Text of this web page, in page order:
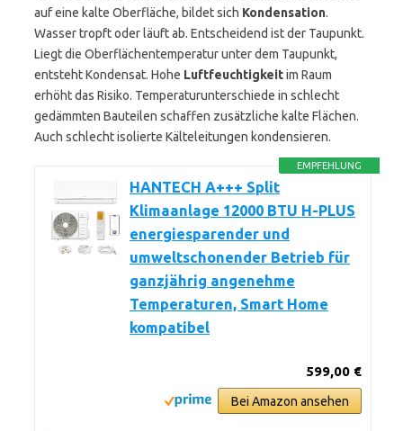
auf eine kalte Oberfläche, bildet sich Kondensation.
Wasser tropft oder läuft ab. Entscheidend ist der Taupunkt.
Liegt die Oberflächentemperatur unter dem Taupunkt,
entsteht Kondensat. Hohe Luftfeuchtigkeitim Raum
erhöht das Risiko. Temperaturunterschiede in schlecht
gedämmten Bauteilen schaffen zusätzliche kalte Flächen.
Auch schlecht isolierte Kälteleitungen kondensieren.
EMPFEHLUNG
HANTECH A+++ Split
Klimaanlage 12000 BTU H-PLUS
energiesparender und
umweltschonender Betrieb für
ganzjährig angenehme
Temperaturen, Smart Home
kompatibel
599,00 €
Bei Amazon ansehen